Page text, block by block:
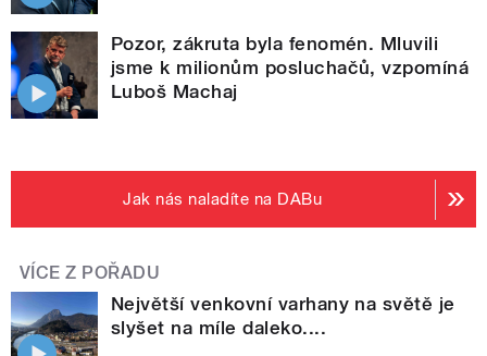
Pozor, zákruta byla fenomén. Mluvili
jsme k milionům posluchačů, vzpomíná
Luboš Machaj
Jak nás naladíte na DABu
VÍCE Z POŘADU
Největší venkovní varhany na světě je
slyšet na míle daleko....